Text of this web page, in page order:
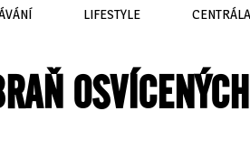
OSVÍCENÝCH
LIFESTYLE